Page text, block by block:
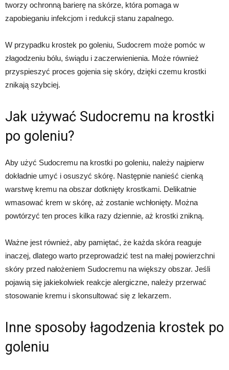
tworzy ochronną barierę na skórze, która pomaga w
zapobieganiu infekcjom i redukcji stanu zapalnego.
W przypadku krostek po goleniu, Sudocrem może pomóc w
złagodzeniu bólu, świądu i zaczerwienienia. Może również
przyspieszyć proces gojenia się skóry, dzięki czemu krostki
znikają szybciej.
Jak używać Sudocremu na krostki
po goleniu?
Aby użyć Sudocremu na krostki po goleniu, należy najpierw
dokładnie umyć i osuszyć skórę. Następnie nanieść cienką
warstwę kremu na obszar dotknięty krostkami. Delikatnie
wmasować krem w skórę, aż zostanie wchłonięty. Można
powtórzyć ten proces kilka razy dziennie, aż krostki znikną.
Ważne jest również, aby pamiętać, że każda skóra reaguje
inaczej, dlatego warto przeprowadzić test na małej powierzchni
skóry przed nałożeniem Sudocremu na większy obszar. Jeśli
pojawią się jakiekolwiek reakcje alergiczne, należy przerwać
stosowanie kremu i skonsultować się z lekarzem.
Inne sposoby łagodzenia krostek po
goleniu